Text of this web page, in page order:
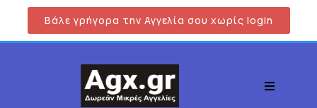
Βάλε γρήγορα την Αγγελία σου χωρίς login